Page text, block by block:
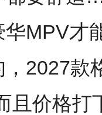
MPV才
2027款
且价格